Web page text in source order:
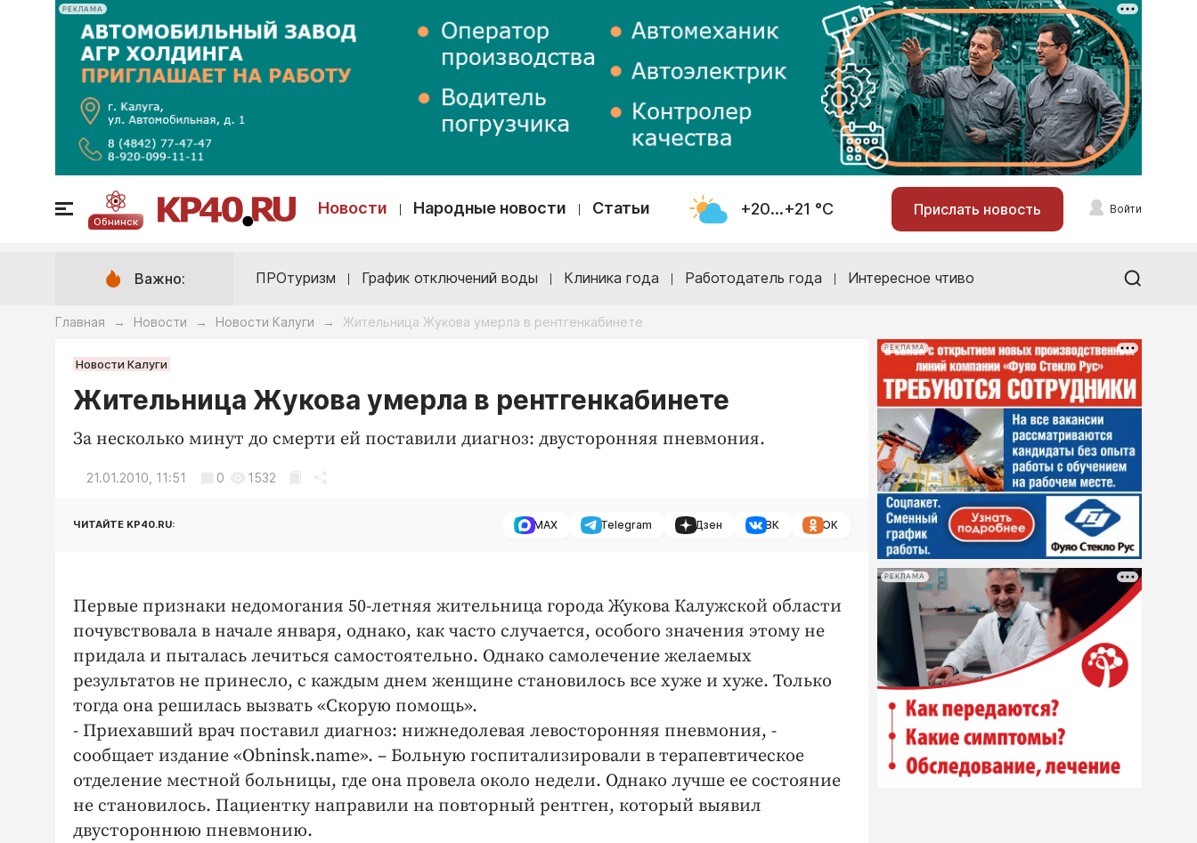
РЕКЛАМА
Обнинск
Новости Народные новости Статьи +20...+21 °С Прислать новость Войти
Важно: ПРОтуризм График отключений воды Клиника года Работодатель года Интересное чтиво
Главная → Новости → Новости Калуги → Жительница Жукова умерла в рентгенкабинете
Новости Калуги
Жительница Жукова умерла в рентгенкабинете
За несколько минут до смерти ей поставили диагноз: двусторонняя пневмония.
21.01.2010, 11:51 0 1532
ЧИТАЙТЕ KP40.RU: MAX Telegram Дзен ВК ОК
Первые признаки недомогания 50-летняя жительница города Жукова Калужской области
почувствовала в начале января, однако, как часто случается, особого значения этому не
придала и пыталась лечиться самостоятельно. Однако самолечение желаемых
результатов не принесло, с каждым днем женщине становилось все хуже и хуже. Только
тогда она решилась вызвать «Скорую помощь».
- Приехавший врач поставил диагноз: нижнедолевая левосторонняя пневмония, -
сообщает издание «Оbninsk.name». – Больную госпитализировали в терапевтическое
отделение местной больницы, где она провела около недели. Однако лучше ее состояние
не становилось. Пациентку направили на повторный рентген, который выявил
двустороннюю пневмонию.
РЕКЛАМА
РЕКЛАМА